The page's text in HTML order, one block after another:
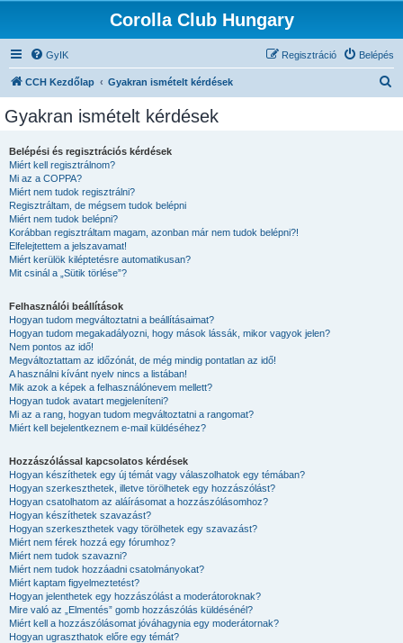
Corolla Club Hungary
GyIK Belépés
Regisztráció
CCH Kezdőlap Gyakran ismételt kérdések
Gyakran ismételt kérdések
Belépési és regisztrációs kérdések
Miért kell regisztrálnom?
Mi az a COPPA?
Miért nem tudok regisztrálni?
Regisztráltam, de mégsem tudok belépni
Miért nem tudok belépni?
Korábban regisztráltam magam, azonban már nem tudok belépni?!
Elfelejtettem a jelszavamat!
Miért kerülök kiléptetésre automatikusan?
Mit csinál a „Sütik törlése”?
Felhasználói beállítások
Hogyan tudom megváltoztatni a beállításaimat?
Hogyan tudom megakadályozni, hogy mások lássák, mikor vagyok jelen?
Nem pontos az idő!
Megváltoztattam az időzónát, de még mindig pontatlan az idő!
A használni kívánt nyelv nincs a listában!
Mik azok a képek a felhasználónevem mellett?
Hogyan tudok avatart megjeleníteni?
Mi az a rang, hogyan tudom megváltoztatni a rangomat?
Miért kell bejelentkeznem e-mail küldéséhez?
Hozzászólással kapcsolatos kérdések
Hogyan készíthetek egy új témát vagy válaszolhatok egy témában?
Hogyan szerkeszthetek, illetve törölhetek egy hozzászólást?
Hogyan csatolhatom az aláírásomat a hozzászólásomhoz?
Hogyan készíthetek szavazást?
Hogyan szerkeszthetek vagy törölhetek egy szavazást?
Miért nem férek hozzá egy fórumhoz?
Miért nem tudok szavazni?
Miért nem tudok hozzáadni csatolmányokat?
Miért kaptam figyelmeztetést?
Hogyan jelenthetek egy hozzászólást a moderátoroknak?
Mire való az „Elmentés” gomb hozzászólás küldésénél?
Miért kell a hozzászólásomat jóváhagynia egy moderátornak?
Hogyan ugraszthatok előre egy témát?